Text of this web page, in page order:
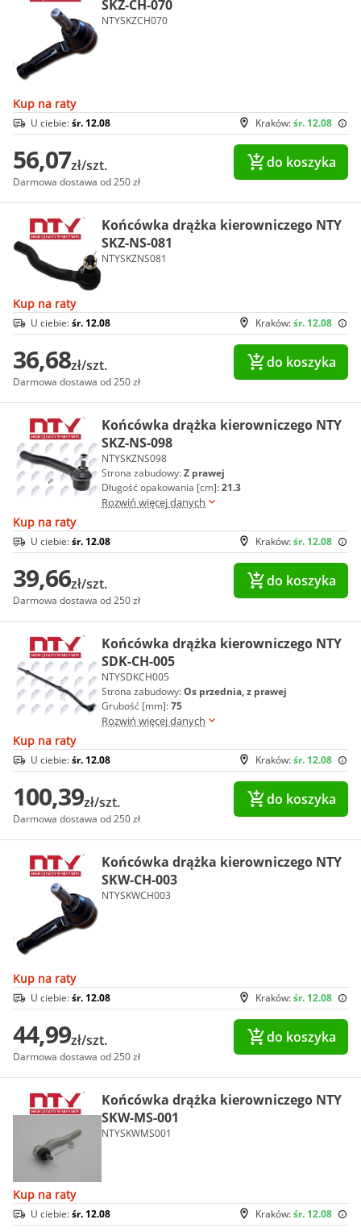
SKZ-CH-070
NTYSKZCH070
Kup na raty
Kraków:śr. 12.08
U ciebie:śr. 12.08
56,07zł/szt.
Darmowa dostawa od 250 zł
do koszyka
Końcówka drążka kierowniczego NTY
SKZ-NS-081
NTYSKZNS081
Kup na raty
Kraków:śr. 12.08
U ciebie:śr. 12.08
36,68zł/szt.
Darmowa dostawa od 250 zł
do koszyka
Końcówka drążka kierowniczego NTY
SKZ-NS-098
NTYSKZNS098
Strona zabudowy:Z prawej
Długość opakowania [cm]:21.3
Rozwiń więcej danych
Kup na raty
Kraków:śr. 12.08
U ciebie:śr. 12.08
39,66zł/szt.
Darmowa dostawa od 250 zł
do koszyka
Końcówka drążka kierowniczego NTY
SDK-CH-005
NTYSDKCH005
Strona zabudowy:Os przednia, z prawej
Grubość [mm]:75
Rozwiń więcej danych
Kup na raty
Kraków:śr. 12.08
U ciebie:śr. 12.08
100,39zł/szt.
Darmowa dostawa od 250 zł
do koszyka
Końcówka drążka kierowniczego NTY
SKW-CH-003
NTYSKWCH003
Kup na raty
Kraków:śr. 12.08
U ciebie:śr. 12.08
44,99zł/szt.
Darmowa dostawa od 250 zł
do koszyka
Końcówka drążka kierowniczego NTY
SKW-MS-001
NTYSKWMS001
Kup na raty
Kraków:śr. 12.08
U ciebie:śr. 12.08